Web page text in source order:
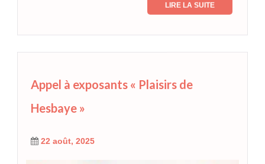
LIRE LA SUITE
Appel à exposants « Plaisirs de
Hesbaye »
22 août, 2025